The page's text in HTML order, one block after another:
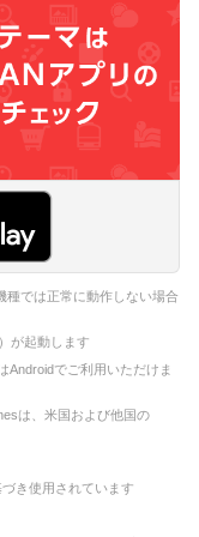
では正常に動作しない場合
が起動します
Androidでご利用いただけま
は、米国および他国の
き使用されています